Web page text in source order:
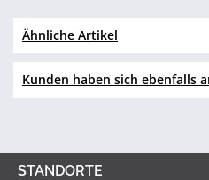
Ähnliche Artikel
Kunden haben sich ebenfalls
STANDORTE